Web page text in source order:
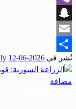
Viber
Snapchat
Email
Share
نُشر في 2026-06-12